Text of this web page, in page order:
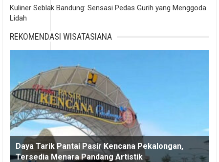
Kuliner Seblak Bandung: Sensasi Pedas Gurih yang Menggoda
Lidah
REKOMENDASI WISATASIANA
Daya Tarik Pantai Pasir Kencana Pekalongan,
Tersedia Menara Pandang Artistik